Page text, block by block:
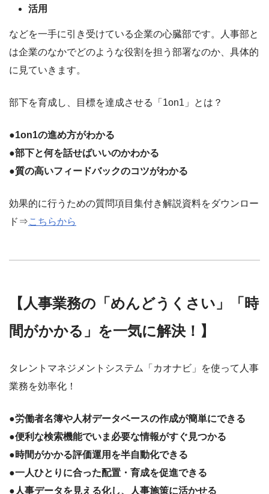
活用
などを一手に引き受けている企業の心臓部です。人事部と
は企業のなかでどのような役割を担う部署なのか、具体的
に見ていきます。
部下を育成し、目標を達成させる「1on1」とは？
●1on1の進め方がわかる
●部下と何を話せばいいのかわかる
●質の高いフィードバックのコツがわかる
効果的に行うための質問項目集付き解説資料をダウンロー
ド⇒こちらから
【人事業務の「めんどうくさい」「時
間がかかる」を一気に解決！】
タレントマネジメントシステム「カオナビ」を使って人事
業務を効率化！
●労働者名簿や人材データベースの作成が簡単にできる
●便利な検索機能でいま必要な情報がすぐ見つかる
●時間がかかる評価運用を半自動化できる
●一人ひとりに合った配置・育成を促進できる
●人事データを見える化し、人事施策に活かせる